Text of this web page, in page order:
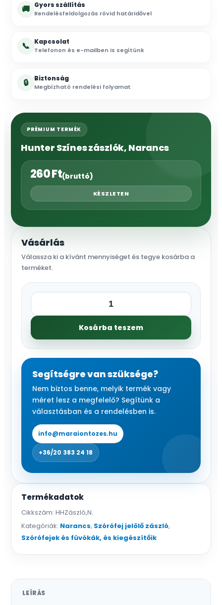
🚚 Gyors szállítás
Rendelésfeldolgozás rövid határidővel
📞 Kapcsolat
Telefonon és e-mailben is segítünk
🔒 Biztonság
Megbízható rendelési folyamat
PRÉMIUM TERMÉK
Hunter Színes zászlók, Narancs
260Ft(bruttó)
KÉSZLETEN
Vásárlás
Válassza ki a kívánt mennyiséget és tegye kosárba a
terméket.
Hunter
Színes
zászlók,
mennyiség
Kosárba teszem
Segítségre van szüksége?
Nem biztos benne, melyik termék vagy
méret lesz a megfelelő? Segítünk a
választásban és a rendelésben is.
info@maraiontozes.hu
+36/20 383 24 18
Termékadatok
Cikkszám: HHZászló,N.
Kategóriák: Narancs, Szórófej jelölő zászló,
Szórófejek és fúvókák, és kiegészítőik
LEÍRÁS